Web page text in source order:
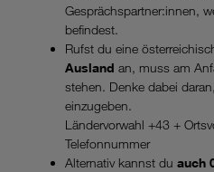
Gesprächspartner:innen,
befindest.
Rufst du eine
Ausland an, muss am
stehen. Denke dabei
einzugeben.
Ländervorwahl +43 +
Telefonnummer
Alternativ kannst du auch